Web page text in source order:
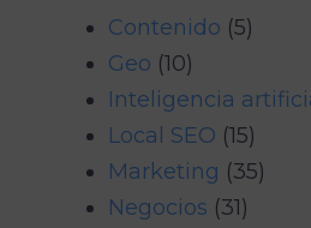
Contenido (5)
Geo (10)
Inteligencia
Local SEO (15)
Marketing (35)
Negocios (31)